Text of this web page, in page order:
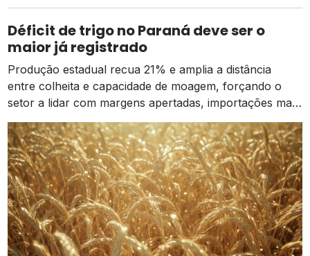
estimativa da Conab (Companhia Nacional do
Abastecimento), a safra 2022/23 da cana-de-açúcar
deve totalizar 572,9 milhões de toneladas, com
rendimento médio dos canaviais […]
Déficit de trigo no Paraná deve ser o
maior já registrado
Produção estadual recua 21% e amplia a distância
entre colheita e capacidade de moagem, forçando o
setor a lidar com margens apertadas, importações mais
caras e o risco de um El Niño intenso